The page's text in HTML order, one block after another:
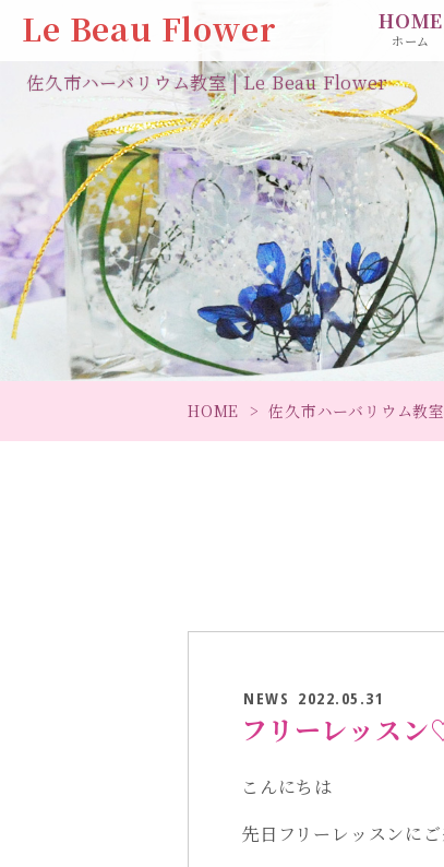
Le Beau Flower HOME
ホーム
佐久市ハーバリウム教室 | Le Beau Flower
HOME 佐久市ハーバリウム教室
NEWS 2022.05.31
フリーレッスン
こんにちは
先日フリーレッスンに